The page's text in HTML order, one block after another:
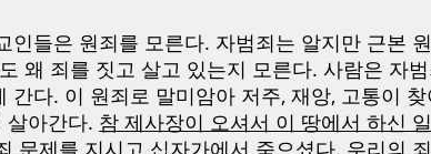
들은 원죄를 모른다. 자범죄는 알지만 근본
왜 죄를 짓고 살고 있는지 모른다. 사람은 자
다. 이 원죄로 말미암아 저주, 재앙, 고통이
살아간다. 참 제사장이 오셔서 이 땅에서 하신 일
문제를 지시고 십자가에서 죽으셨다. 우리의